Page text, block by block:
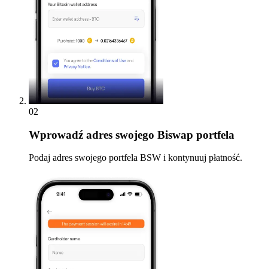
02
Wprowadź adres swojego Biswap portfela
Podaj adres swojego portfela BSW i kontynuuj płatność.